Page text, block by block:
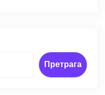
Претрага